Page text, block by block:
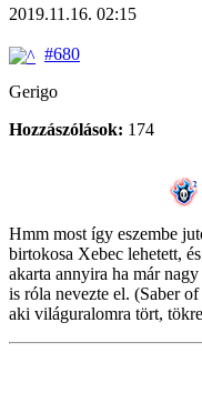
2019.11.16. 02:15
#680
Gerigo
Hozzászólások: 174
Hmm most így eszembe
birtokosa Xebec lehetett,
akarta annyira ha már
is róla nevezte el. (Saber
aki világuralomra tört,